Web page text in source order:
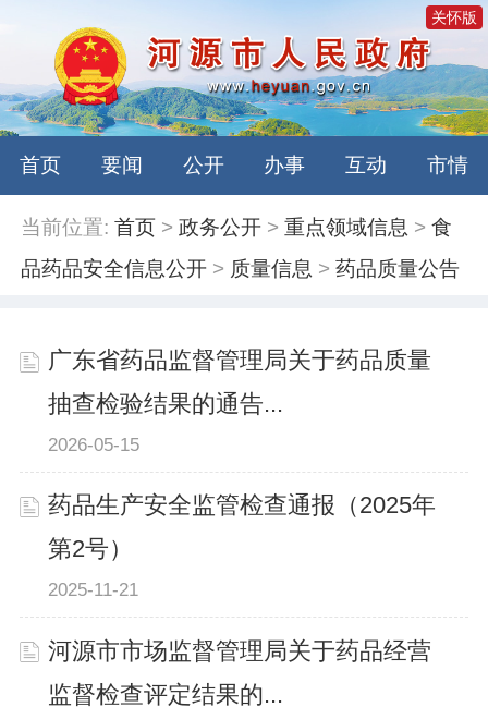
关怀版
首页 要闻 公开 办事 互动 市情
当前位置: 首页 >政务公开 >重点领域信息 >食
品药品安全信息公开 > 质量信息 >药品质量公告
广东省药品监督管理局关于药品质量
抽查检验结果的通告...
2026-05-15
药品生产安全监管检查通报（2025年
第2号）
2025-11-21
河源市市场监督管理局关于药品经营
监督检查评定结果的...